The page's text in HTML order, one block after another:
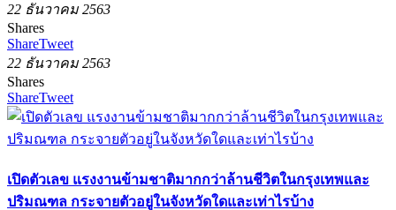
22 ธันวาคม 2563
Shares
ShareTweet
22 ธันวาคม 2563
Shares
ShareTweet
เปิดตัวเลข แรงงานข้ามชาติมากกว่าล้านชีวิตในกรุงเทพและ
ปริมณฑล กระจายตัวอยู่ในจังหวัดใดและเท่าไรบ้าง